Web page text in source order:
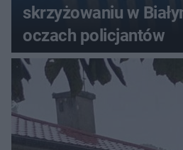
skrzyżowaniu w
oczach policjantów